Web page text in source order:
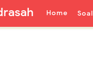
Home Soal